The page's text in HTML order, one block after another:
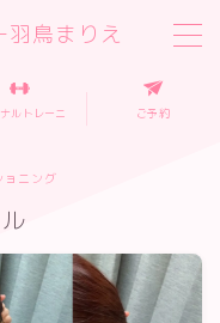
鳥まりえ
ルトレーニ
ご予約
ョニング